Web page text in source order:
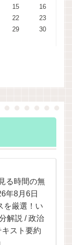
15
16
22
23
29
30
る時間の無
年8月6日
を厳選！い
解説 / 政治
スト要約